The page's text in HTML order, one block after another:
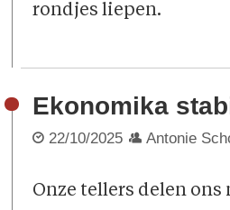
rondjes liepen.
Ekonomika
22/10/2025 Antonie
Onze tellers delen ons